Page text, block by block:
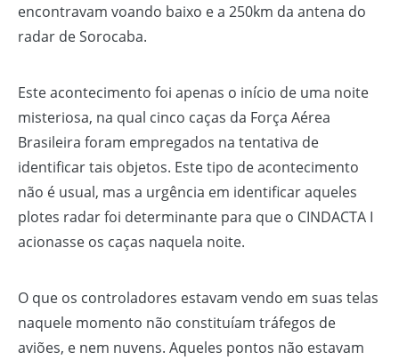
encontravam voando baixo e a 250km da antena do
radar de Sorocaba.
Este acontecimento foi apenas o início de uma noite
misteriosa, na qual cinco caças da Força Aérea
Brasileira foram empregados na tentativa de
identificar tais objetos. Este tipo de acontecimento
não é usual, mas a urgência em identificar aqueles
plotes radar foi determinante para que o CINDACTA I
acionasse os caças naquela noite.
O que os controladores estavam vendo em suas telas
naquele momento não constituíam tráfegos de
aviões, e nem nuvens. Aqueles pontos não estavam